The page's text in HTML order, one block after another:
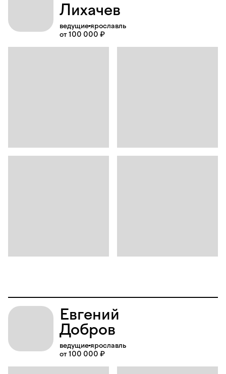
Лихачев
ведущиеярославль
от 100 000 ₽
Евгений
Добров
ведущиеярославль
от 100 000 ₽